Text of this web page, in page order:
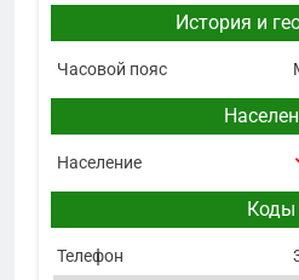
История и
Часовой пояс
Население
Коды
Телефон